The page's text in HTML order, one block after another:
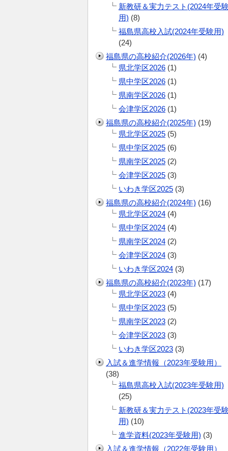
新教研＆実力テスト(2024年受
用) (8)
福島県高校入試(2024年受験用)
(24)
福島県の高校紹介(2026年) (4)
県北学区2026 (1)
県中学区2026 (1)
県南学区2026 (1)
会津学区2026 (1)
福島県の高校紹介(2025年) (19)
県北学区2025 (5)
県中学区2025 (6)
県南学区2025 (2)
会津学区2025 (3)
いわき学区2025 (3)
福島県の高校紹介(2024年) (16)
県北学区2024 (4)
県中学区2024 (4)
県南学区2024 (2)
会津学区2024 (3)
いわき学区2024 (3)
福島県の高校紹介(2023年) (17)
県北学区2023 (4)
県中学区2023 (5)
県南学区2023 (2)
会津学区2023 (3)
いわき学区2023 (3)
入試＆進学情報（2023年受験用）
(38)
福島県高校入試(2023年受験用)
(25)
新教研＆実力テスト(2023年受
用) (10)
進学資料(2023年受験用) (3)
入試＆進学情報（2022年受験用）